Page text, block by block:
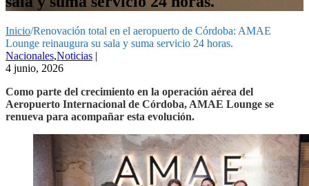
Inicio/Renovación total en el aeropuerto de Córdoba: AMAE
Lounge reinaugura su sala y suma servicio 24 horas.
Nacionales,Noticias |
4 junio, 2026
Como parte del crecimiento en la operación aérea del
Aeropuerto Internacional de Córdoba, AMAE Lounge se
renueva para acompañar esta evolución.